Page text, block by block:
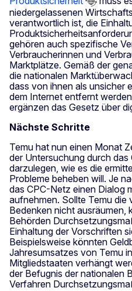
niedergelassenen
verantwortlich ist, die
gehören auch spezifische
Verbraucherinnen und
Marktplätze. Gemäß der
die nationalen
dass von ihnen als unsicher
dem Internet entfernt
ergänzen das Gesetz über
Nächste Schritte
Temu hat nun einen Monat
der Untersuchung durch
darzulegen, wie es die
Probleme beheben will. Je
das CPC-Netz einen Dialog
aufnehmen. Sollte Temu
Bedenken nicht ausräumen,
Behörden
Einhaltung der Vorschriften
Beispielsweise könnten
Jahresumsatzes von Temu
Mitgliedstaaten verhängt
der Befugnis der nationalen
Verfahren